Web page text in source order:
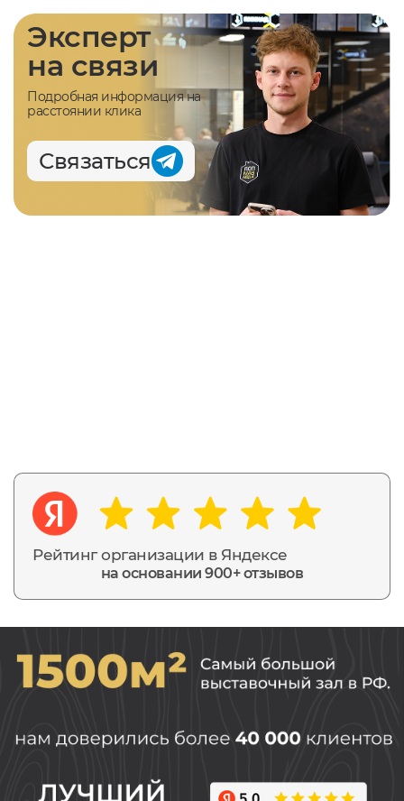
Рейтинг организации в Яндексе
на основании 900+ отзывов
Эксперт
на связи
Подробная информация на
расстоянии клика
Связаться